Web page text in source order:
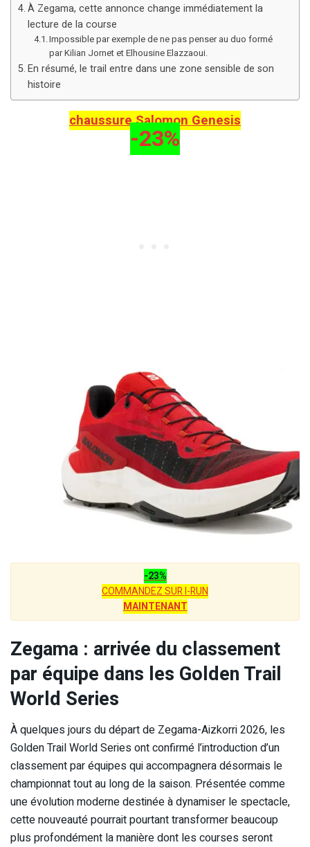
À Zegama, cette annonce change immédiatement la
lecture de la course
Impossible par exemple de ne pas penser au duo formé
par Kilian Jornet et Elhousine Elazzaoui.
En résumé, le trail entre dans une zone sensible de son
histoire
chaussure Salomon Genesis
-23%
-23%
COMMANDEZ SUR I-RUN
MAINTENANT
Zegama : arrivée du classement
par équipe dans les Golden Trail
World Series
À quelques jours du départ de Zegama-Aizkorri 2026, les
Golden Trail World Series ont confirmé l’introduction d’un
classement par équipes qui accompagnera désormais le
championnat tout au long de la saison. Présentée comme
une évolution moderne destinée à dynamiser le spectacle,
cette nouveauté pourrait pourtant transformer beaucoup
plus profondément la manière dont les courses seront